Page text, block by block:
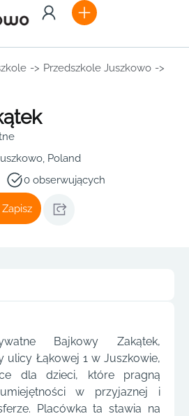
-> Przedszkole Juszkowo ->
Poland
0 obserwujących
Zapisz
Bajkowy Zakątek,
ulicy Łąkowej 1 w Juszkowie,
dla dzieci, które pragną
w przyjaznej i
Placówka ta stawia na